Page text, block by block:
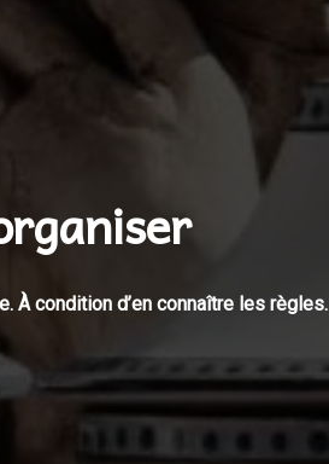
À condition d’en connaître les règles.